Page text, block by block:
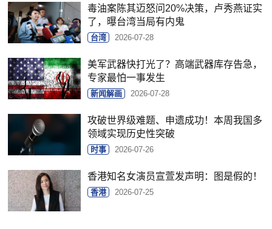
毒油案陈其迈怒问20%决策，卢秀燕证实
了，曝台湾当局有内鬼
台湾 2026-07-28
美军武器快打光了？高端武器库存告急，
专家最怕一事发生
新闻解画 2026-07-28
攻破世界级难题、申遗成功！本周我国多
领域实现历史性突破
时事 2026-07-26
香港知名女演员宣萱发声明：图是假的！
香港 2026-07-25